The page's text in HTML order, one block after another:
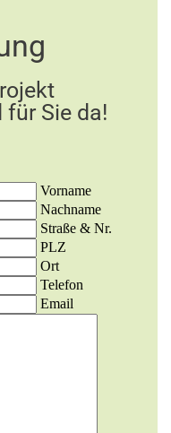
für Sie da!